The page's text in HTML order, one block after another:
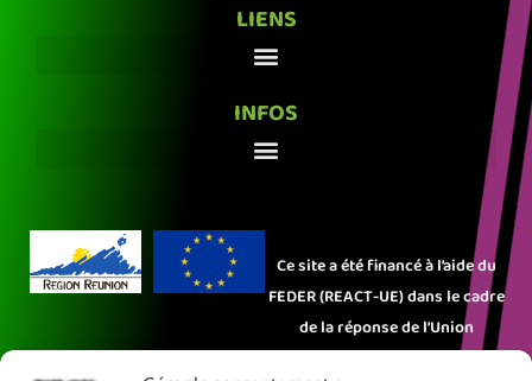
LIENS
INFOS
Ce site a été financé à l’aide du
FEDER (REACT-UE) dans le cadre
de la réponse de l’Union
européenne à la pandémie